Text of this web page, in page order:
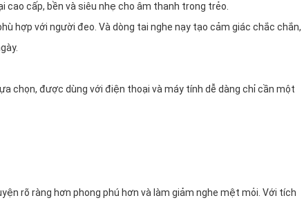
cấp, bền và siêu nhẹ cho âm thanh trong trẻo.
hợp với người đeo. Và dòng tai nghe nạy tạo cảm giác chắc chắn,
chọn, được dùng với điện thoại và máy tính dễ dàng chỉ cần một
rõ ràng hơn phong phú hơn và làm giảm nghe mệt mỏi. Với tích